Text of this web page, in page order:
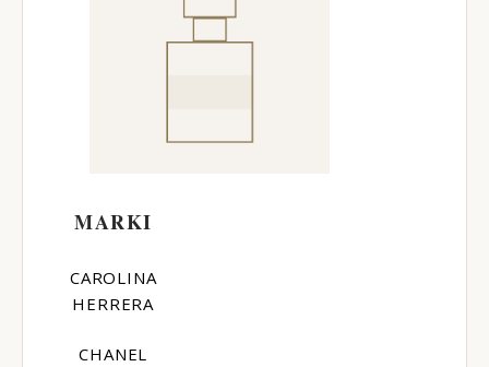
MARKI
CAROLINA
HERRERA
CHANEL